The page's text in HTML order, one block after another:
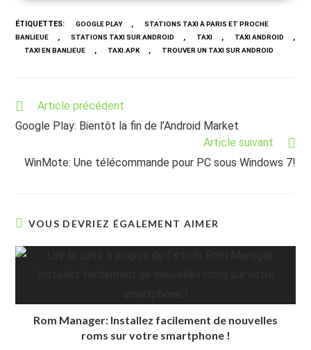
ÉTIQUETTES: GOOGLE PLAY ,
STATIONS TAXI À PARIS ET PROCHE
BANLIEUE
, STATIONS TAXI SUR ANDROID , TAXI , TAXI ANDROID ,
TAXI EN BANLIEUE , TAXI.APK , TROUVER UN TAXI SUR ANDROID
Read
articles
Article précédent
Google Play: Bientôt la fin de l’Android Market
Article suivant
WinMote: Une télécommande pour PC sous Windows 7!
VOUS DEVRIEZ ÉGALEMENT AIMER
Rom Manager: Installez facilement de nouvelles
roms sur votre smartphone !